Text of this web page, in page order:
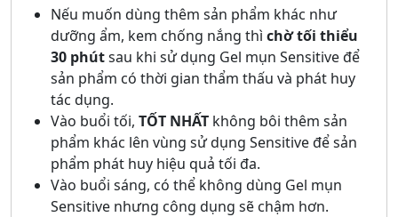
Nếu muốn dùng thêm sản phẩm khác như
dưỡng ẩm, kem chống nắng thì chờ tối thiểu
30 phútsau khi sử dụng Gel mụn Sensitive để
sản phẩm có thời gian thẩm thấu và phát huy
tác dụng.
Vào buổi tối, TỐT NHẤT không bôi thêm sản
phẩm khác lên vùng sử dụng Sensitive để sản
phẩm phát huy hiệu quả tối đa.
Vào buổi sáng, có thể không dùng Gel mụn
Sensitive nhưng công dụng sẽ chậm hơn.